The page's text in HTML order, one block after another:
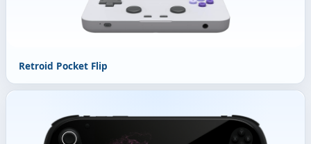
Retroid Pocket Flip